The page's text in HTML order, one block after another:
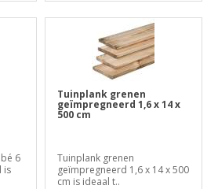
6
is
Tuinplank grenen
geïmpregneerd 1,6 x 14 x
500 cm
Tuinplank grenen
geïmpregneerd 1,6 x 14 x 500
cm is ideaal t..